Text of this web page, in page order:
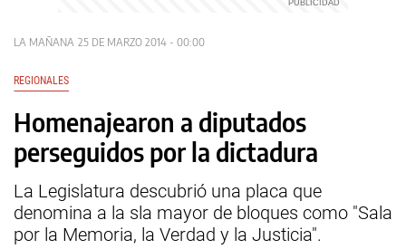
LA MAÑANA 25 DE MARZO 2014 - 00:00
REGIONALES
Homenajearon a diputados
perseguidos por la dictadura
La Legislatura descubrió una placa que
denomina a la sla mayor de bloques como "Sala
por la Memoria, la Verdad y la Justicia".